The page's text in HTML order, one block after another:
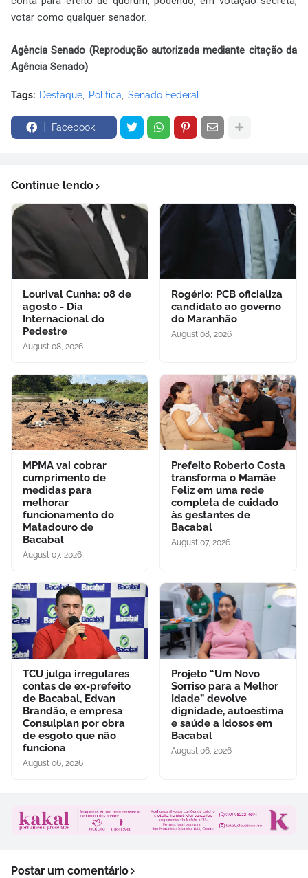
votar como qualquer senador.
Agência Senado (Reprodução autorizada mediante citação da
Agência Senado)
Tags: Destaque Política Senado Federal
Facebook
Continue lendo
Lourival Cunha: 08 de
agosto - Dia
Internacional do
Pedestre
August 08, 2026
Rogério: PCB oficializa
candidato ao governo
do Maranhão
August 08, 2026
MPMA vai cobrar
cumprimento de
medidas para
melhorar
funcionamento do
Matadouro de
Bacabal
August 07, 2026
Prefeito Roberto Costa
transforma o Mamãe
Feliz em uma rede
completa de cuidado
às gestantes de
Bacabal
August 07, 2026
TCU julga irregulares
contas de ex-prefeito
de Bacabal, Edvan
Brandão, e empresa
Consulplan por obra
de esgoto que não
funciona
August 06, 2026
Projeto “Um Novo
Sorriso para a Melhor
Idade” devolve
dignidade, autoestima
e saúde a idosos em
Bacabal
August 06, 2026
Postar um comentário